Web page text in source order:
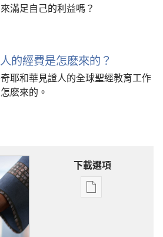
滿足自己的利益嗎？
的經費是怎麽來的？
耶和華見證人的全球聖經教育工作
麽來的。
下載選項
電